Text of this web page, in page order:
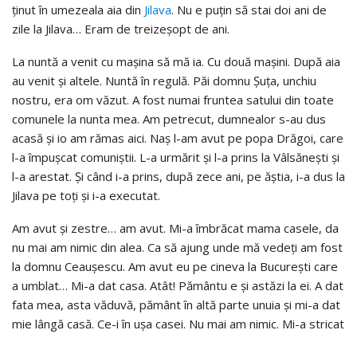
ţinut în umezeala aia din Jilava. Nu e puţin să stai doi ani de
zile la Jilava… Eram de treizeşopt de ani.
La nuntă a venit cu maşina să mă ia. Cu două maşini. După aia
au venit şi altele. Nuntă în regulă. Păi domnu Şuţa, unchiu
nostru, era om văzut. A fost numai fruntea satului din toate
comunele la nunta mea. Am petrecut, dumnealor s-au dus
acasă şi io am rămas aici. Naş l-am avut pe popa Drăgoi, care
l-a împuşcat comuniştii. L-a urmărit şi l-a prins la Vâlsăneşti şi
l-a arestat. Şi când i-a prins, după zece ani, pe ăştia, i-a dus la
Jilava pe toţi şi i-a executat.
Am avut şi zestre… am avut. Mi-a îmbrăcat mama casele, da
nu mai am nimic din alea. Ca să ajung unde mă vedeţi am fost
la domnu Ceauşescu. Am avut eu pe cineva la Bucureşti care
a umblat… Mi-a dat casa. Atât! Pământu e şi astăzi la ei. A dat
fata mea, asta văduvă, pământ în altă parte unuia şi mi-a dat
mie lângă casă. Ce-i în uşa casei. Nu mai am nimic. Mi-a stricat